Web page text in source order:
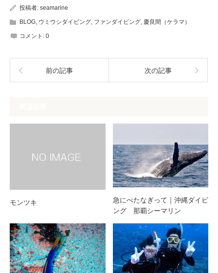
投稿者: seamarine
BLOG, ウミウシダイビング, ファンダイビング, 慶良間（ケラマ）
コメント: 0
前の記事 次の記事
モンツキ
急にべたなぎって｜沖縄ダイビ
ング 那覇シーマリン